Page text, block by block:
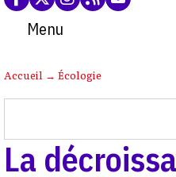
Menu
Accueil → Écologie
La